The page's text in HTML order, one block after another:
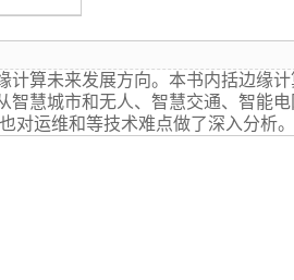
算未来发展方向。本书内括边缘
慧城市和无人、智慧交通、智能
对运维和等技术难点做了深入分析。